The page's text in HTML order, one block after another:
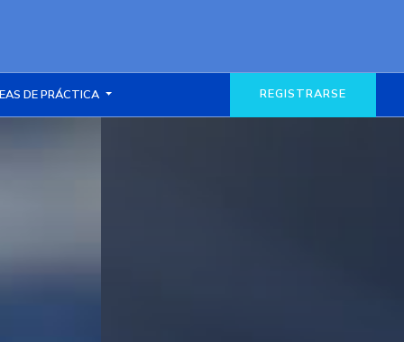
DE PRÁCTICA REGISTRARSE